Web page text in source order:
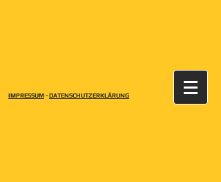
IMPRESSUM -DATENSCHUTZERKLÄRUNG